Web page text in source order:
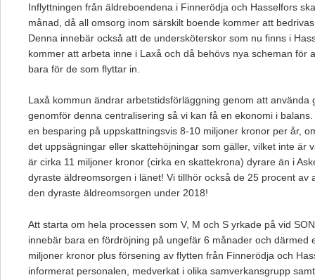
Inflyttningen från äldreboendena i Finnerödja och Hasselfors
månad, då all omsorg inom särskilt boende kommer att
Denna innebär också att de undersköterskor som nu finns i
kommer att arbeta inne i Laxå och då behövs nya scheman för
bara för de som flyttar in.
Laxå kommun ändrar arbetstidsförläggning genom att använda
genomför denna centralisering så vi kan få en ekonomi i
en besparing på uppskattningsvis 8-10 miljoner kronor per år,
det uppsägningar eller skattehöjningar som gäller, vilket inte är
är cirka 11 miljoner kronor (cirka en skattekrona) dyrare än i
dyraste äldreomsorgen i länet! Vi tillhör också de 25 procent av
den dyraste äldreomsorgen under 2018!
Att starta om hela processen som V, M och S yrkade på vid
innebär bara en fördröjning på ungefär 6 månader och därmed
miljoner kronor plus försening av flytten från Finnerödja och
informerat personalen, medverkat i olika samverkansgrupp